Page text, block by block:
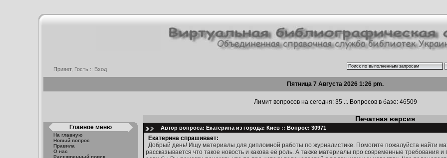
Привет, Гость :: Вход
Пятница 7 Августа 2026 1:26 pm.
Лимит вопросов на сегодня: 35 .:. Вопросов в базе: 46509
Главное меню
На главную
Новый вопрос
Правила
О нас
Расширенный поиск
Печатная версия
Автор вопроса: Екатерина из города: Киев :: Вопрос: 30971
Екатерина спрашивает:
Добрый день! Ищу материалы для дипломной работы по журналистике. Помогите пожалуйста найти
рассказывается что такое новость и какова её роль. А также материалы про современные требования